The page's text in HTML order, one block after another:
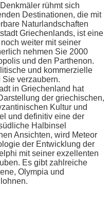
rühmt sich
Destinationen, die mit
Naturlandschaften
Griechenlands, ist eine
weiter mit seiner
nehmen Sie 2000
und den Parthenon.
und kommerzielle
verzaubern.
in Griechenland hat
der griechischen,
Kultur und
und definitiv eine der
Halbinsel
Ansichten, wird Meteor
der Entwicklung der
mit seiner exzellenten
Es gibt zahlreiche
Olympia und